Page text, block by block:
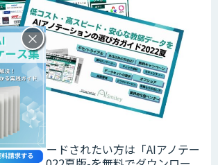
ウンロードされたい方は「AIアノテー
×